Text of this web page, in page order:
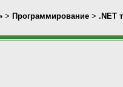
> Программирование > .NET